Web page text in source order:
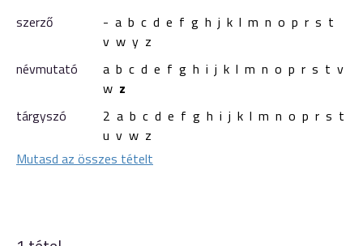
szerző
- a b c d e f g h j k l m n o p r s t
v w y z
névmutató
a b c d e f g h i j k l m n o p r s t v
w z
tárgyszó
2 a b c d e f g h i j k l m n o p r s t
u v w z
Mutasd az összes tételt